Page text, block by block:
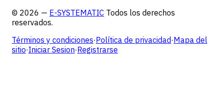
© 2026 — E-SYSTEMATIC Todos los derechos
reservados.
Términos y condiciones·Política de privacidad·Mapa del
sitio·Iniciar Sesion·Registrarse